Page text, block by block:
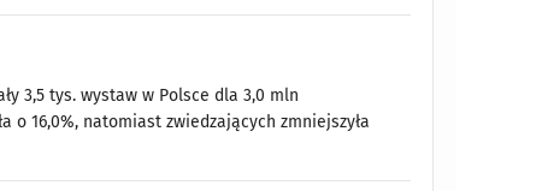
3,5 tys. wystaw w Polsce dla 3,0 mln
o 16,0%, natomiast zwiedzających zmniejszyła